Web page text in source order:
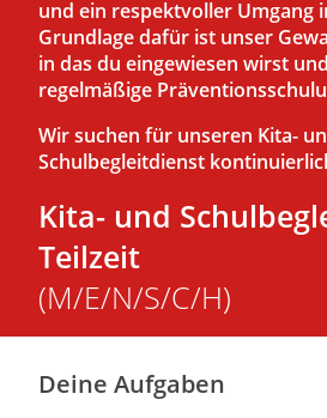
und ein respektvoller Umgang
Grundlage dafür ist unser
in das du eingewiesen wirst
regelmäßige
Wir suchen für unseren Kita-
Schulbegleitdienst
Kita- und
Teilzeit
(M/E/N/S/C/H)
Deine Aufgaben